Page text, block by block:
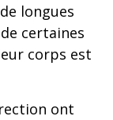
longues
certaines
corps est
ont